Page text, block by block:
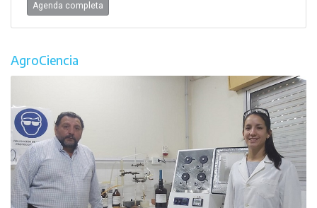
Agenda completa
AgroCiencia